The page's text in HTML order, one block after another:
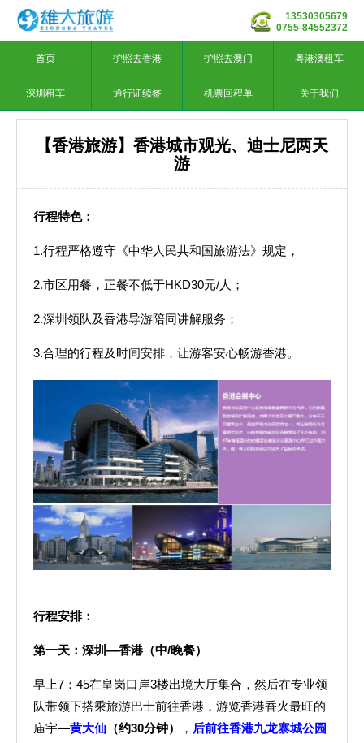
13530305679
0755-84552372
首页 护照去香港 护照去澳门 粤港澳租车
深圳租车 通行证续签 机票回程单 关于我们
【香港旅游】香港城市观光、迪士尼两天
游
行程特色：
1.行程严格遵守《中华人民共和国旅游法》规定，
2.市区用餐，正餐不低于HKD30元/人；
2.深圳领队及香港导游陪同讲解服务；
3.合理的行程及时间安排，让游客安心畅游香港。
行程安排：
第一天：深圳—香港（中/晚餐）
早上7：45在皇岗口岸3楼出境大厅集合，然后在专业领
队带领下搭乘旅游巴士前往香港，游览香港香火最旺的
庙宇—黄大仙 （约30分钟） ， 后前往香港九龙寨城公园